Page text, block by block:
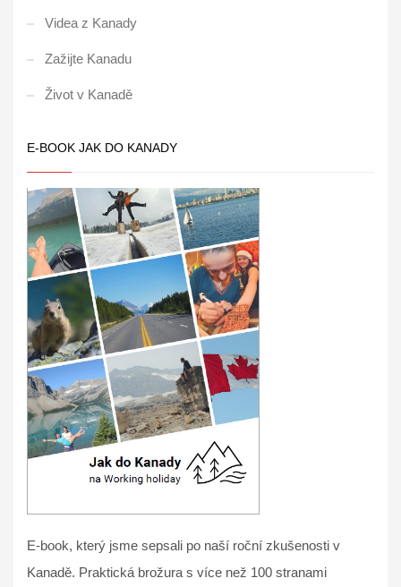
Videa z Kanady
Zažijte Kanadu
Život v Kanadě
E-BOOK JAK DO KANADY
E-book, který jsme sepsali po naší roční zkušenosti v
Kanadě. Praktická brožura s více než 100 stranami